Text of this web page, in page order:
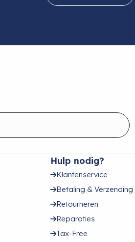
Hulp nodig?
Klantenservice
Betaling & Verzending
Retourneren
Reparaties
Tax-Free